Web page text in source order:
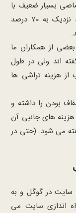
بسیار ضعیف با
قیمت های نجومی گفته شده است و شاید نزدیک به 70 درصد
از همکاران ما
اند ولی در طول
هزینه تراشی ها
بودن را داشته و
های جانبی آن
می شود. (حتی در
آمدن سایت در گوگل و به
اندازی سایت می